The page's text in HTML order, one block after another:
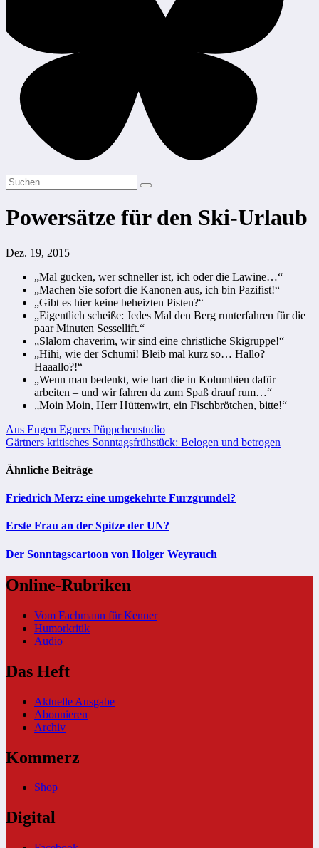
Powersätze für den Ski-Urlaub
Dez. 19, 2015
„Mal gucken, wer schneller ist, ich oder die Lawine…“
„Machen Sie sofort die Kanonen aus, ich bin Pazifist!“
„Gibt es hier keine beheizten Pisten?“
„Eigentlich scheiße: Jedes Mal den Berg runterfahren für die
paar Minuten Sessellift.“
„Slalom chaverim, wir sind eine christliche Skigruppe!“
„Hihi, wie der Schumi! Bleib mal kurz so… Hallo?
Haaallo?!“
„Wenn man bedenkt, wie hart die in Kolumbien dafür
arbeiten – und wir fahren da zum Spaß drauf rum…“
„Moin Moin, Herr Hüttenwirt, ein Fischbrötchen, bitte!“
Beitragsnavigation
Aus Eugen Egners Püppchenstudio
Gärtners kritisches Sonntagsfrühstück: Belogen und betrogen
Ähnliche Beiträge
Friedrich Merz: eine umgekehrte Furzgrundel?
Erste Frau an der Spitze der UN?
Der Sonntagscartoon von Holger Weyrauch
Online-Rubriken
Vom Fachmann für Kenner
Humorkritik
Audio
Das Heft
Aktuelle Ausgabe
Abonnieren
Archiv
Kommerz
Shop
Digital